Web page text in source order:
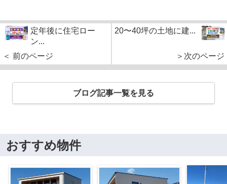
定年後に住宅ロー
ン...
＜ 前のページ
20〜40坪の土地に建...
＞次のページ
ブログ記事一覧を見る
おすすめ物件